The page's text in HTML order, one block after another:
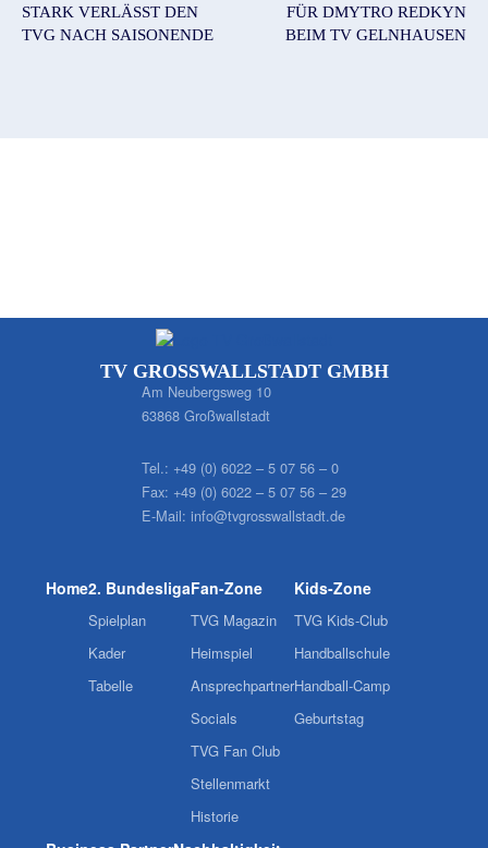
STARK VERLÄSST DEN
TVG NACH SAISONENDE
FÜR DMYTRO REDKYN
BEIM TV GELNHAUSEN
TV GROSSWALLSTADT GMBH
Am Neubergsweg 10
63868 Großwallstadt
Tel.: +49 (0) 6022 – 5 07 56 – 0
Fax: +49 (0) 6022 – 5 07 56 – 29
E-Mail: info@tvgrosswallstadt.de
Home2. Bundesliga
Spielplan
Kader
Tabelle
Fan-Zone
TVG Magazin
Heimspiel
Ansprechpartner
Socials
TVG Fan Club
Stellenmarkt
Historie
Kids-Zone
TVG Kids-Club
Handballschule
Handball-Camp
Geburtstag